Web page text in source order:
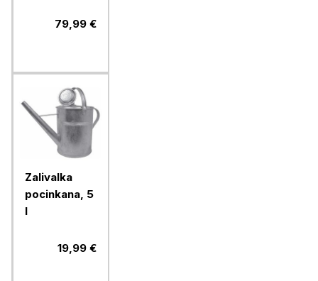
priključki79,99 €
Zalivalka
pocinkana, 5
l
19,99 €